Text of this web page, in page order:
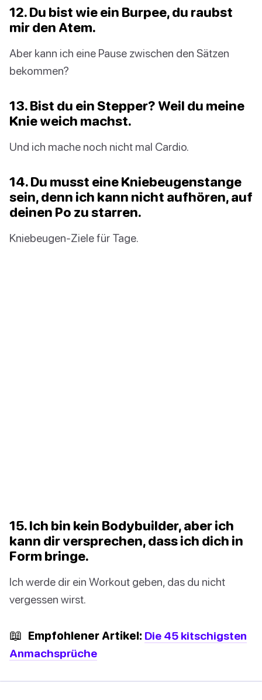
12. Du bist wie ein Burpee, du raubst
mir den Atem.
Aber kann ich eine Pause zwischen den Sätzen
bekommen?
13. Bist du ein Stepper? Weil du meine
Knie weich machst.
Und ich mache noch nicht mal Cardio.
14. Du musst eine Kniebeugenstange
sein, denn ich kann nicht aufhören, auf
deinen Po zu starren.
Kniebeugen-Ziele für Tage.
15. Ich bin kein Bodybuilder, aber ich
kann dir versprechen, dass ich dich in
Form bringe.
Ich werde dir ein Workout geben, das du nicht
vergessen wirst.
📖 Empfohlener Artikel: Die 45 kitschigsten
Anmachsprüche